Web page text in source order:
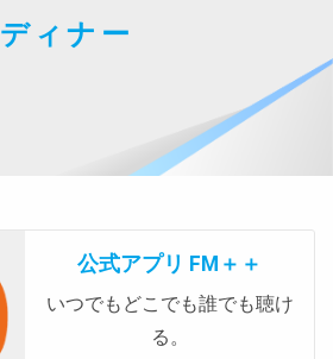
ディナー
公式アプリ FM＋＋
いつでもどこでも誰でも聴け
る。